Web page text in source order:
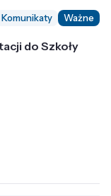
Komunikaty Ważne
do Szkoły